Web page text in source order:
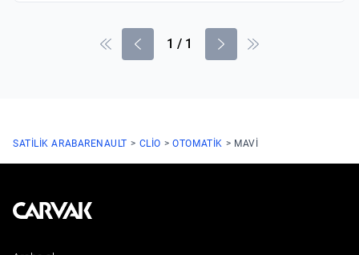
1 / 1
SATILIK ARABARENAULT CLIO OTOMATIK MAVI
Kavak